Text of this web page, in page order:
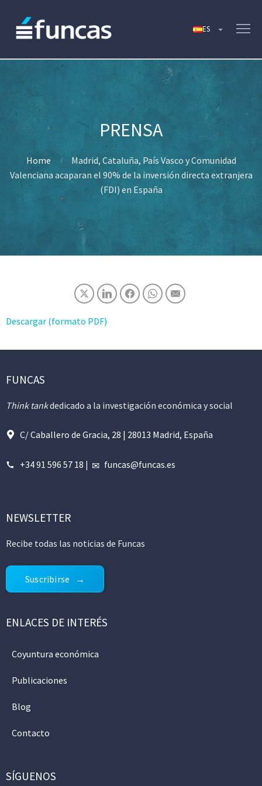
Home
Madrid, Cataluña, País Vasco y Comunidad
Valenciana acaparan el 90% de la inversión directa extranjera
(FDI) en España
Descargar (formato PDF)
FUNCAS
Think tankdedicado a la investigación económica y social
C/ Caballero de Gracia, 28 | 28013 Madrid, España
+34 91 596 57 18 | funcas@funcas.es
NEWSLETTER
Recibe todas las noticias de Funcas
Suscribirse
ENLACES DE INTERÉS
Coyuntura económica
Publicaciones
Blog
Contacto
SÍGUENOS